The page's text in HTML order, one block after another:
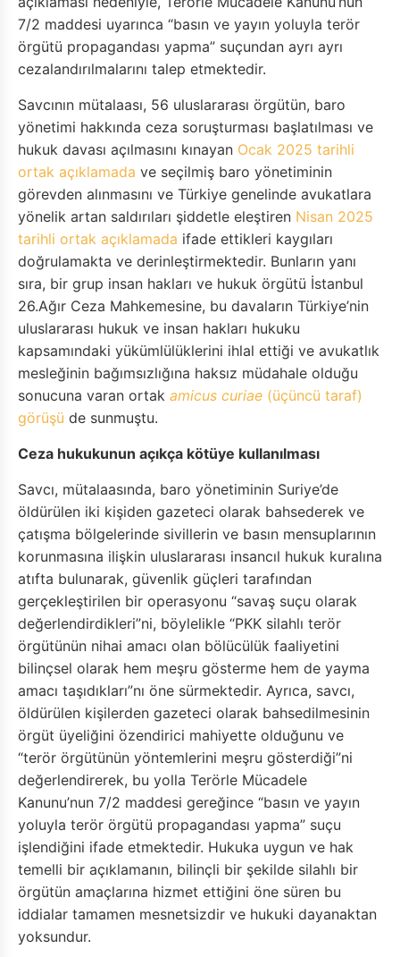
7/2 maddesi uyarınca “basın ve yayın yoluyla terör
örgütü propagandası yapma” suçundan ayrı ayrı
cezalandırılmalarını talep etmektedir.
Savcının mütalaası, 56 uluslararası örgütün, baro
yönetimi hakkında ceza soruşturması başlatılması ve
hukuk davası açılmasını kınayan Ocak 2025 tarihli
ortak açıklamada ve seçilmiş baro yönetiminin
görevden alınmasını ve Türkiye genelinde avukatlara
yönelik artan saldırıları şiddetle eleştiren Nisan 2025
tarihli ortak açıklamada ifade ettikleri kaygıları
doğrulamakta ve derinleştirmektedir. Bunların yanı
sıra, bir grup insan hakları ve hukuk örgütü İstanbul
26.Ağır Ceza Mahkemesine, bu davaların Türkiye’nin
uluslararası hukuk ve insan hakları hukuku
kapsamındaki yükümlülüklerini ihlal ettiği ve avukatlık
mesleğinin bağımsızlığına haksız müdahale olduğu
sonucuna varan ortak amicus curiae (üçüncü taraf)
görüşü de sunmuştu.
Ceza hukukunun açıkça kötüye kullanılması
Savcı, mütalaasında, baro yönetiminin Suriye’de
öldürülen iki kişiden gazeteci olarak bahsederek ve
çatışma bölgelerinde sivillerin ve basın mensuplarının
korunmasına ilişkin uluslararası insancıl hukuk kuralına
atıfta bulunarak, güvenlik güçleri tarafından
gerçekleştirilen bir operasyonu “savaş suçu olarak
değerlendirdikleri”ni, böylelikle “PKK silahlı terör
örgütünün nihai amacı olan bölücülük faaliyetini
bilinçsel olarak hem meşru gösterme hem de yayma
amacı taşıdıkları”nı öne sürmektedir. Ayrıca, savcı,
öldürülen kişilerden gazeteci olarak bahsedilmesinin
örgüt üyeliğini özendirici mahiyette olduğunu ve
“terör örgütünün yöntemlerini meşru gösterdiği”ni
değerlendirerek, bu yolla Terörle Mücadele
Kanunu’nun 7/2 maddesi gereğince “basın ve yayın
yoluyla terör örgütü propagandası yapma” suçu
işlendiğini ifade etmektedir. Hukuka uygun ve hak
temelli bir açıklamanın, bilinçli bir şekilde silahlı bir
örgütün amaçlarına hizmet ettiğini öne süren bu
iddialar tamamen mesnetsizdir ve hukuki dayanaktan
yoksundur.